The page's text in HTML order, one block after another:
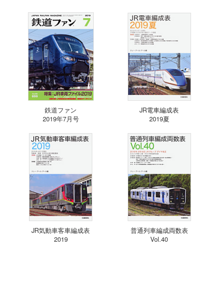
鉄道ファン
2019年7月号
JR電車編成表
2019夏
JR気動車客車編成表
2019
普通列車編成両数表
Vol.40